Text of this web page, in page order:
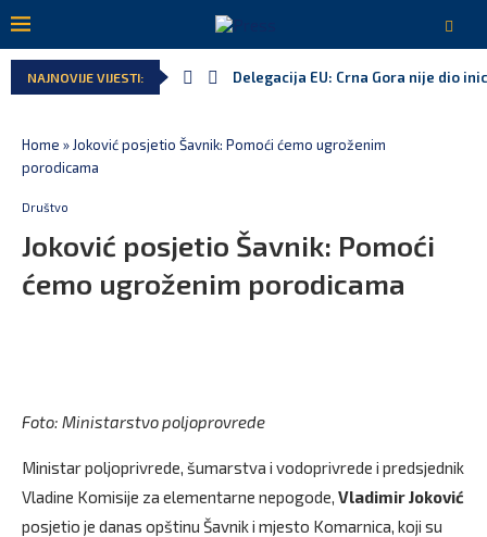
NAJNOVIJE VIJESTI:
Delegacija EU: Crna Gora nije dio
Home » Joković posjetio Šavnik: Pomoći ćemo ugroženim
porodicama
Društvo
Joković posjetio Šavnik: Pomoći
ćemo ugroženim porodicama
Foto: Ministarstvo poljoprovrede
Ministar poljoprivrede, šumarstva i vodoprivrede i predsjednik
Vladine Komisije za elementarne nepogode, Vladimir Joković
posjetio je danas opštinu Šavnik i mjesto Komarnica, koji su